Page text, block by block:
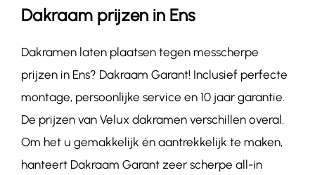
Dakraam prijzen in Ens
Dakramen laten plaatsen tegen messcherpe
prijzen in Ens? Dakraam Garant! Inclusief perfecte
montage, persoonlijke service en 10 jaar garantie.
De prijzen van Velux dakramen verschillen overal.
Om het u gemakkelijk én aantrekkelijk te maken,
hanteert Dakraam Garant zeer scherpe all-in